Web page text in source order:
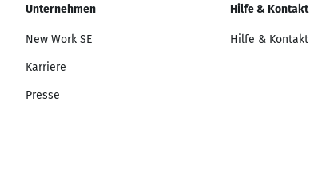
Unternehmen
New Work SE
Karriere
Presse
Hilfe & Kontakt
Hilfe & Kontakt